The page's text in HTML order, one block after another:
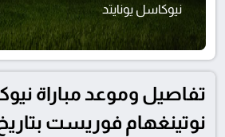
نيوكاسل يونايتد
تفاصيل وموعد مباراة